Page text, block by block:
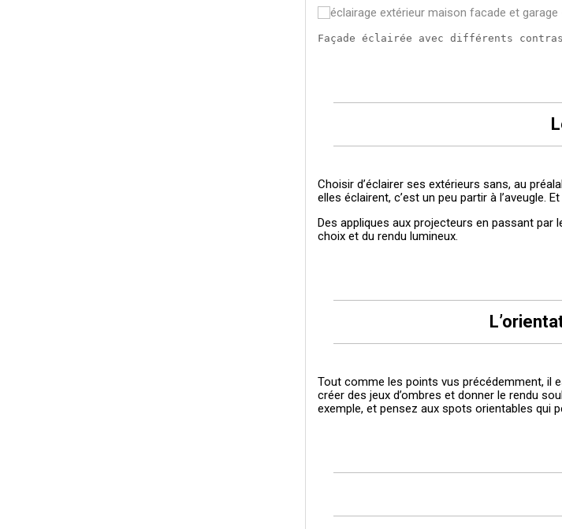
Façade éclairée avec différents
Choisir d’éclairer ses extérieurs sans, au
elles éclairent, c’est un peu partir à l’aveugle.
Des appliques aux projecteurs en passant par
choix et du rendu lumineux.
Tout comme les points vus précédemment, il
créer des jeux d’ombres et donner le rendu
exemple, et pensez aux spots orientables qui